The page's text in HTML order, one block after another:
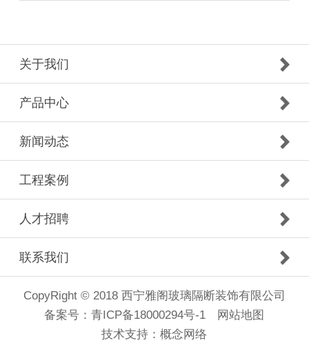
关于我们
产品中心
新闻动态
工程案例
人才招聘
联系我们
CopyRight © 2018 西宁雅阁玻璃隔断装饰有限公司
备案号：青ICP备18000294号-1
网站地图
技术支持：概念网络